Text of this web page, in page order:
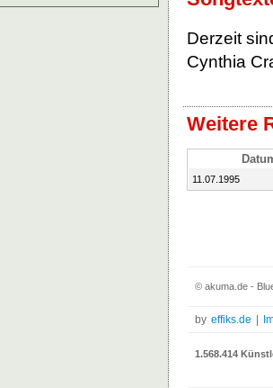
Derzeit
Cynthia
Weitere
11.07.1995
© akuma.de -
by effiks.de
1.568.414